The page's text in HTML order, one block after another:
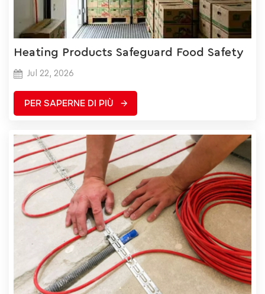
Heating Products Safeguard Food Safety
Jul 22, 2026
PER SAPERNE DI PIÙ